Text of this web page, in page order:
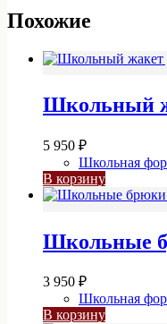
VTT3002.0270W
Похожие
Школьный
5 950 ₽
Школьная
В корзину
Школьные
3 950 ₽
Школьная
В корзину